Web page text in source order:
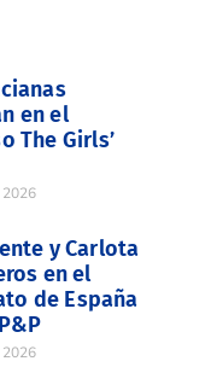
en el
The Girls’
y Carlota
en el
de España